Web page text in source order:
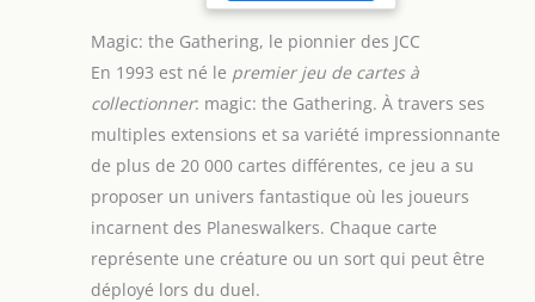
Magic: the Gathering, le pionnier des JCC
En 1993 est né le premier jeu de cartes à
collectionner: magic: the Gathering. À travers ses
multiples extensions et sa variété impressionnante
de plus de 20 000 cartes différentes, ce jeu a su
proposer un univers fantastique où les joueurs
incarnent des Planeswalkers. Chaque carte
représente une créature ou un sort qui peut être
déployé lors du duel.